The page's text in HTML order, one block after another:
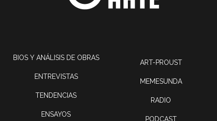
BIOS Y ANÁLISIS DE OBRAS
ENTREVISTAS
TENDENCIAS
ENSAYOS
ART-PROUST
MEMESUNDA
RADIO
PODCAST